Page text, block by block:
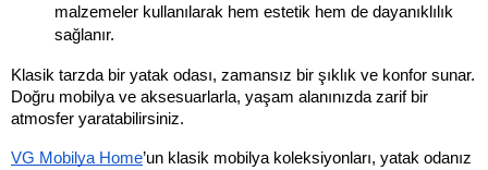
malzemeler kullanılarak hem estetik hem de dayanıklılık
sağlanır.
Klasik tarzda bir yatak odası, zamansız bir şıklık ve konfor sunar.
Doğru mobilya ve aksesuarlarla, yaşam alanınızda zarif bir
atmosfer yaratabilirsiniz.
VG Mobilya Home’un klasik mobilya koleksiyonları, yatak odanız